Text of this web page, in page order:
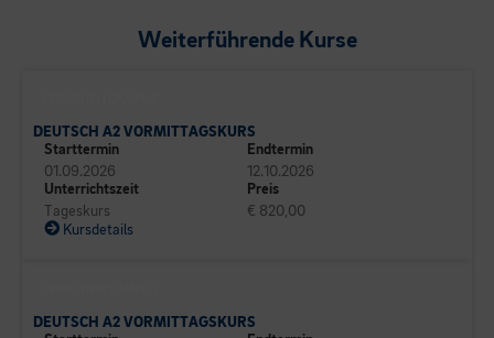
Weiterführende Kurse
DEUTSCH A2 VORMITTAGSKURS
Starttermin
01.09.2026
Endtermin
12.10.2026
Unterrichtszeit
Tageskurs
Preis
€ 820,00
Kursdetails
DEUTSCH A2 VORMITTAGSKURS